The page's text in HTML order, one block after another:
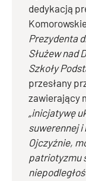
dedykacją
Prezydenta
Służew nad
Szkoły
przesłany
zawierający
„inicjatywę
suwerennej i
Ojczyźnie,
patriotyzmu